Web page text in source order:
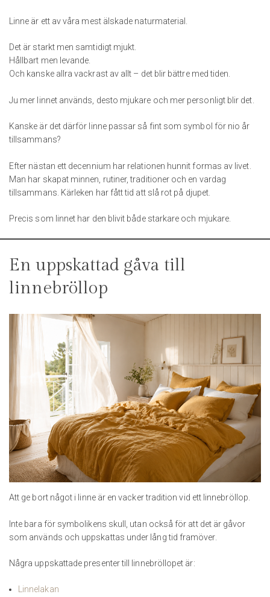
Linne är ett av våra mest älskade naturmaterial.
Det är starkt men samtidigt mjukt.
Hållbart men levande.
Och kanske allra vackrast av allt – det blir bättre med tiden.
Ju mer linnet används, desto mjukare och mer personligt blir det.
Kanske är det därför linne passar så fint som symbol för nio år
tillsammans?
Efter nästan ett decennium har relationen hunnit formas av livet.
Man har skapat minnen, rutiner, traditioner och en vardag
tillsammans. Kärleken har fått tid att slå rot på djupet.
Precis som linnet har den blivit både starkare och mjukare.
En uppskattad gåva till
linnebröllop
Att ge bort något i linne är en vacker tradition vid ett linnebröllop.
Inte bara för symbolikens skull, utan också för att det är gåvor
som används och uppskattas under lång tid framöver.
Några uppskattade presenter till linnebröllopet är:
Linnelakan